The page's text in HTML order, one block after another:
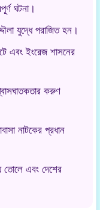
ঘটনা।
যুদ্ধে পরাজিত হন।
এবং ইংরেজ শাসনের
করুণ
নাটকের প্রধান
তোলে এবং দেশের